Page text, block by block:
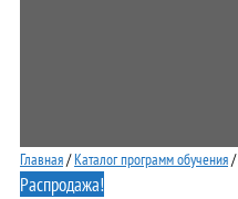
Главная/Каталог программ обучения/
Распродажа!